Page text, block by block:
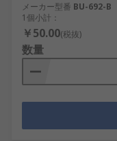
メーカー型番 BU-692-B
1個小計：
￥50.00(税抜)
数量